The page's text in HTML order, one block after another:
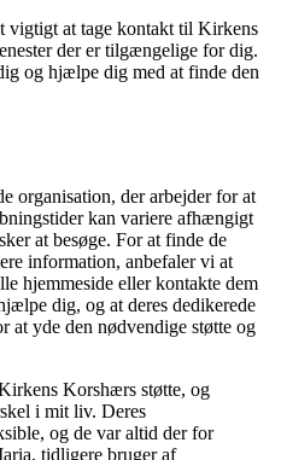
at tage kontakt til Kirkens
der er tilgængelige for dig.
og hjælpe dig med at finde den
organisation, der arbejder for at
kan variere afhængigt
at besøge. For at finde de
information, anbefaler vi at
hjemmeside eller kontakte dem
dig, og at deres dedikerede
at yde den nødvendige støtte og
Korshærs støtte, og
i mit liv. Deres
og de var altid der for
tidligere bruger af